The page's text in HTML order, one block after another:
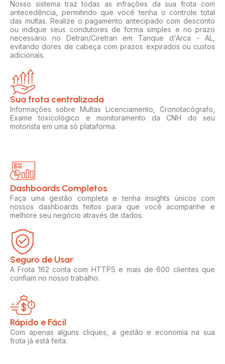
Nosso sistema traz todas as infrações da sua frota com
antecedência, permitindo que você tenha o controle total
das multas. Realize o pagamento antecipado com desconto
ou indique seus condutores de forma simples e no prazo
necessário no Detran/Ciretran em Tanque d'Arca - AL,
evitando dores de cabeça com prazos expirados ou custos
adicionais.
Sua frota centralizada​
Informações sobre Multas Licenciamento, Cronotacógrafo,
Exame toxicológico e monitoramento da CNH do seu
motorista em uma só plataforma.
Dashboards Completos​​
Faça uma gestão completa e tenha insights únicos com
nossos dashboards feitos para que você acompanhe e
melhore seu negócio através de dados.
Seguro de Usar​
A Frota 162 conta com HTTPS e mais de 600 clientes que
confiam no nosso trabalho.
Rápido e Fácil​
Com apenas alguns cliques, a gestão e economia na sua
frota já está feita.